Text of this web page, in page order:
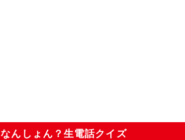
なんしょん？生電話クイズ